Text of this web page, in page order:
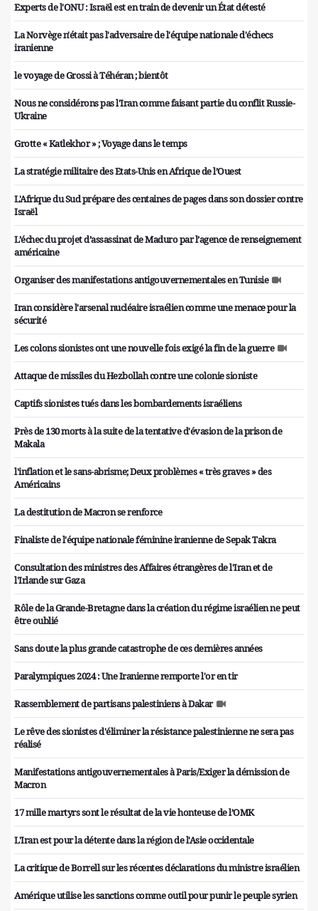
Experts de l'ONU : Israël est en train de devenir un État détesté
La Norvège n'était pas l'adversaire de l'équipe nationale d'échecs
iranienne
le voyage de Grossi à Téhéran ; bientôt
Nous ne considérons pas l'Iran comme faisant partie du conflit Russie-
Ukraine
Grotte « Katlekhor » ; Voyage dans le temps
La stratégie militaire des Etats-Unis en Afrique de l’Ouest
L'Afrique du Sud prépare des centaines de pages dans son dossier contre
Israël
L’échec du projet d’assassinat de Maduro par l’agence de renseignement
américaine
Organiser des manifestations antigouvernementales en Tunisie
Iran considère l'arsenal nucléaire israélien comme une menace pour la
sécurité
Les colons sionistes ont une nouvelle fois exigé la fin de la guerre
Attaque de missiles du Hezbollah contre une colonie sioniste
Captifs sionistes tués dans les bombardements israéliens
Près de 130 morts à la suite de la tentative d'évasion de la prison de
Makala
l'inflation et le sans-abrisme; Deux problèmes « très graves » des
Américains
La destitution de Macron se renforce
Finaliste de l'équipe nationale féminine iranienne de Sepak Takra
Consultation des ministres des Affaires étrangères de l'Iran et de
l'Irlande sur Gaza
Rôle de la Grande-Bretagne dans la création du régime israélien ne peut
être oublié
Sans doute la plus grande catastrophe de ces dernières années
Paralympiques 2024 : Une Iranienne remporte l'or en tir
Rassemblement de partisans palestiniens à Dakar
Le rêve des sionistes d'éliminer la résistance palestinienne ne sera pas
réalisé
Manifestations antigouvernementales à Paris/Exiger la démission de
Macron
17 mille martyrs sont le résultat de la vie honteuse de l’OMK
L'Iran est pour la détente dans la région de l'Asie occidentale
La critique de Borrell sur les récentes déclarations du ministre israélien
Amérique utilise les sanctions comme outil pour punir le peuple syrien